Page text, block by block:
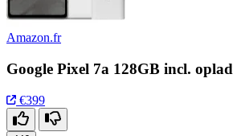
Amazon.fr
Google Pixel 7a 128GB incl.
€399